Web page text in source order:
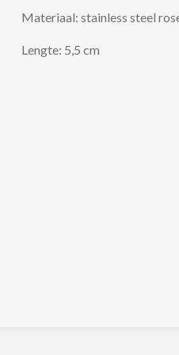
Materiaal: stainless steel
Lengte: 5,5 cm